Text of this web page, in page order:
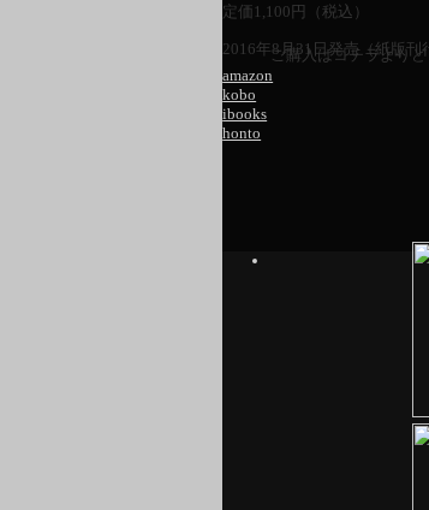
定価 1,100 円（税込）
2016年8月31日発売（紙版刊
ご購入はコチラより
amazon
kobo
ibooks
honto